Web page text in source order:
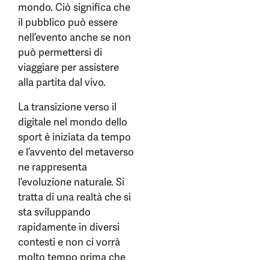
mondo. Ciò significa che
il pubblico può essere
nell’evento anche se non
può permettersi di
viaggiare per assistere
alla partita dal vivo.
La transizione verso il
digitale nel mondo dello
sport è iniziata da tempo
e l’avvento del metaverso
ne rappresenta
l’evoluzione naturale. Si
tratta di una realtà che si
sta sviluppando
rapidamente in diversi
contesti e non ci vorrà
molto tempo prima che